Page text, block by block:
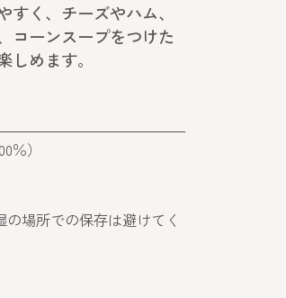
く、チーズやハム、
コーンスープをつけた
めます。
％）
場所での保存は避けてく